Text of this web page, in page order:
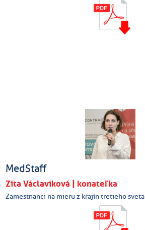
MedStaff
Zita Václavíková | konateľka
Zamestnanci na mieru z krajín tretieho sveta